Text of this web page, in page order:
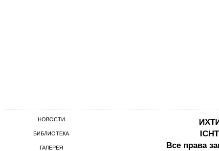
НОВОСТИ
БИБЛИОТЕКА
ГАЛЕРЕЯ
Все права